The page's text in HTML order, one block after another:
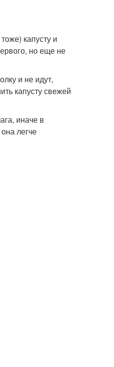
капусту и
но еще не
и не идут,
капусту свежей
иначе в
легче